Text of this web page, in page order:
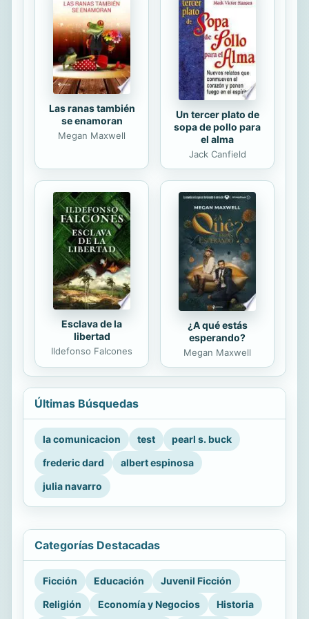
atracción visceral por el vizconde es
correspondida cuando él le propone
que sean amantes. A medida que
crece el deseo del uno por el otro,
aumentan...
Las ranas también
se enamoran
Megan Maxwell
Un tercer plato de
sopa de pollo para
el alma
Jack Canfield
Esclava de la
libertad
Ildefonso Falcones
¿A qué estás
esperando?
Megan Maxwell
Últimas Búsquedas
la comunicacion test
pearl s. buck
frederic dard
albert espinosa
julia navarro
Categorías Destacadas
Ficción Educación
Juvenil Ficción
Religión
Economía y Negocios Historia